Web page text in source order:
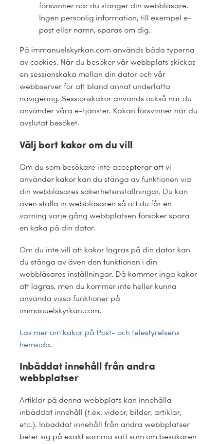
försvinner när du stänger din webbläsare.
Ingen personlig information, till exempel e-
post eller namn, sparas om dig.
På immanuelskyrkan.com används båda typerna
av cookies. När du besöker vår webbplats skickas
en sessionskaka mellan din dator och vår
webbserver för att bland annat underlätta
navigering. Sessionskakor används också när du
använder våra e-tjänster. Kakan försvinner när du
avslutat besöket.
Välj bort kakor om du vill
Om du som besökare inte accepterar att vi
använder kakor kan du stänga av funktionen via
din webbläsares säkerhetsinställningar. Du kan
även ställa in webbläsaren så att du får en
varning varje gång webbplatsen försöker spara
en kaka på din dator.
Om du inte vill att kakor lagras på din dator kan
du stänga av även den funktionen i din
webbläsares inställningar. Då kommer inga kakor
att lagras, men du kommer inte heller kunna
använda vissa funktioner på
immanuelskyrkan.com.
Läs mer om kakor på Post- och telestyrelsens
hemsida.
Inbäddat innehåll från andra
webbplatser
Artiklar på denna webbplats kan innehålla
inbäddat innehåll (t.ex. videor, bilder, artiklar,
etc.). Inbäddat innehåll från andra webbplatser
beter sig på exakt samma sätt som om besökaren